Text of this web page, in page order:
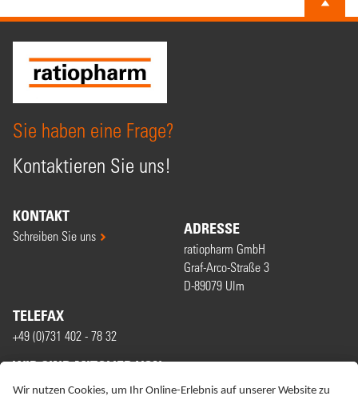
Sie haben eine Frage?
Kontaktieren Sie uns!
KONTAKT
Schreiben Sie uns ADRESSE
ratiopharm GmbH
Graf-Arco-Straße 3
D-89079 Ulm
TELEFAX
+49 (0)731 402 - 78 32
WIR SIND MITGLIED VON